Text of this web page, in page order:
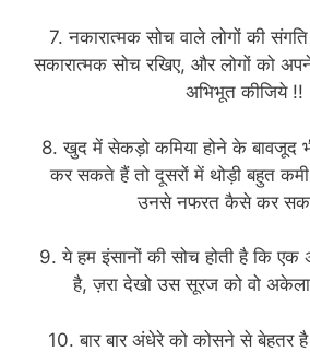
7. नकारात्मक सोच वाले लोगों की
सकारात्मक सोच रखिए, और लोगों को
अभिभूत कीजिये !!
8. खुद में सेकड़ो कमिया होने के बावजूद
कर सकते हैं तो दूसरों में थोड़ी बहुत
उनसे नफरत कैसे कर
9. ये हम इंसानों की सोच होती है कि
है, ज़रा देखो उस सूरज को वो
10. बार बार अंधेरे को कोसने से बेहतर है